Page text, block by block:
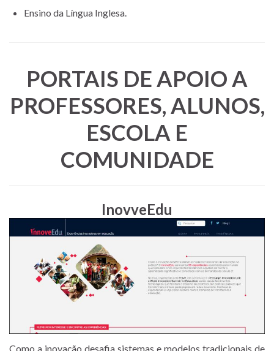
Ensino da Língua Inglesa.
PORTAIS DE APOIO A
PROFESSORES, ALUNOS,
ESCOLA E
COMUNIDADE
InovveEdu
Como a inovação desafia sistemas e modelos tradicionais de